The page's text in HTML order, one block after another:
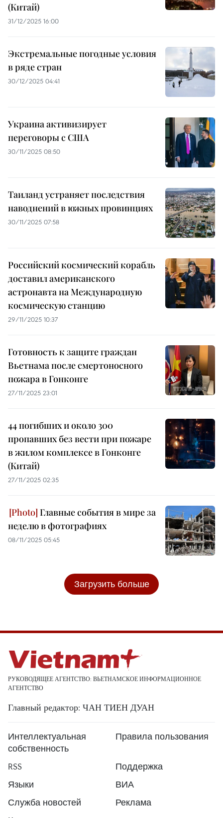
(Китай)
31/12/2025 16:00
Экстремальные погодные условия
в ряде стран
30/12/2025 04:41
Украина активизирует
переговоры с США
30/11/2025 08:50
Таиланд устраняет последствия
наводнений в южных провинциях
30/11/2025 07:58
Российский космический корабль
доставил американского
астронавта на Международную
космическую станцию
29/11/2025 10:37
Готовность к защите граждан
Вьетнама после смертоносного
пожара в Гонконге
27/11/2025 23:01
44 погибших и около 300
пропавших без вести при пожаре
в жилом комплексе в Гонконге
(Китай)
27/11/2025 02:35
Главные события в мире за
неделю в фотографиях
08/11/2025 05:45
Загрузить больше
РУКОВОДЯЩЕЕ АГЕНТСТВО: ВЬЕТНАМСКОЕ ИНФОРМАЦИОННОЕ
АГЕНТСТВО
Главный редактор: ЧАН ТИЕН ДУАН
Интеллектуальная
собственность
Правила пользования
RSS
Поддержка
Языки
ВИА
Служба новостей
Реклама